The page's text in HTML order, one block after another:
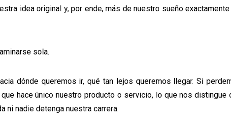
idea original y, por ende, más de nuestro sueño
sola.
dónde queremos ir, qué tan lejos queremos llegar. Si
hace único nuestro producto o servicio, lo que nos distingue
ni nadie detenga nuestra carrera.